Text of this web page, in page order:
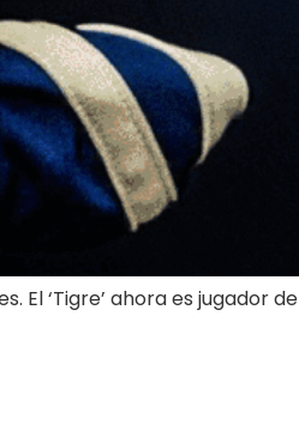
El ‘Tigre’ ahora es jugador de